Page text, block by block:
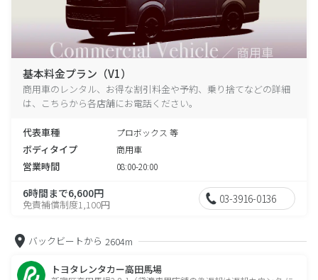
基本料金プラン（V1）
商用車のレンタル、お得な割引料金や予約、乗り捨てなどの詳細
は、こちらから各店舗にお電話ください。
代表車種 プロボックス 等
ボディタイプ 商用車
営業時間 08:00-20:00
6時間まで6,600円
免責補償制度1,100円 03-3916-0136
バックビートから 2604m
トヨタレンタカー高田馬場